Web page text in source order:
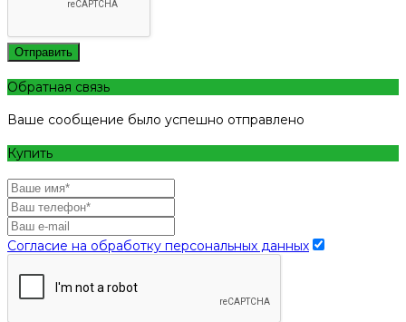
Отправить
Обратная связь
Ваше сообщение было успешно отправлено
Купить
Согласие на обработку персональных данных